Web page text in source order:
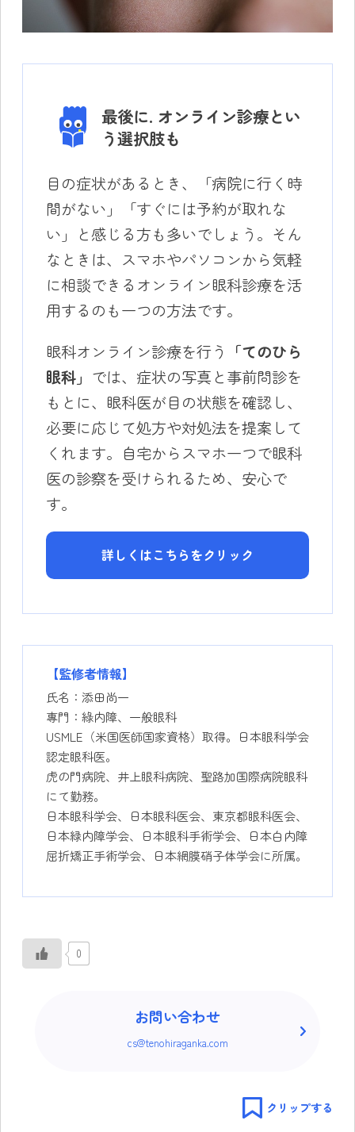
最後に. オンライン診療とい
う選択肢も
目の症状があるとき、「病院に行く時
間がない」「すぐには予約が取れな
い」と感じる方も多いでしょう。そん
なときは、スマホやパソコンから気軽
に相談できるオンライン眼科診療を活
用するのも一つの方法です。
眼科オンライン診療を行う
「てのひら
眼科」 では、症状の写真と事前問診を
もとに、眼科医が目の状態を確認し、
必要に応じて処方や対処法を提案して
くれます。自宅からスマホ一つで眼科
医の診察を受けられるため、安心で
す。
詳しくはこちらをクリック
【監修者情報】
氏名：添田尚一
專門：綠内障、一般眼科
USMLE（米国医師国家資格）取得。日本眼科学会
認定眼科医。
虎の門病院、井上眼科病院、聖路加国際病院眼科
にて勤務。
日本眼科学会、日本眼科医会、東京都眼科医会、
日本緑内障学会、日本眼科手術学会、日本白内障
屈折矯正手術学会、日本網膜硝子体学会に所属。
0
お問い合わせ
cs@tenohiraganka.com
クリップする